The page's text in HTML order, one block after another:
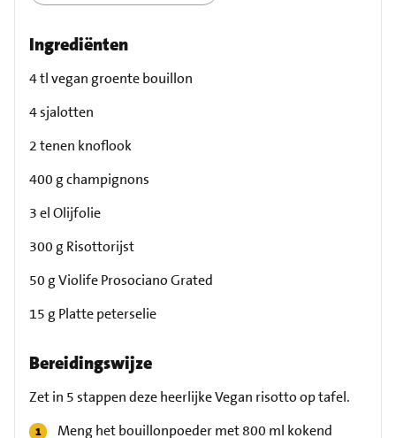
Ingrediënten
4 tl vegan groente bouillon
4 sjalotten
2 tenen knoflook
400 g champignons
3 el Olijfolie
300 g Risottorijst
50 g Violife Prosociano Grated
15 g Platte peterselie
Bereidingswijze
Zet in 5 stappen deze heerlijke Vegan risotto op tafel.
Meng het bouillonpoeder met 800 ml kokend